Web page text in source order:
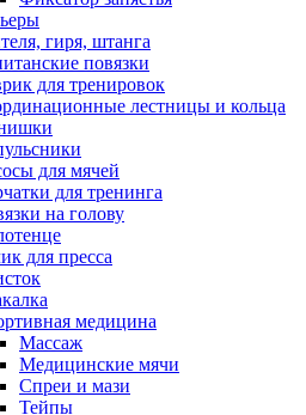
гиря, штанга
повязки
для тренировок
лестницы и кольца
для мячей
для тренинга
на голову
для пресса
медицина
Массаж
Медицинские мячи
Спреи и мази
Тейпы